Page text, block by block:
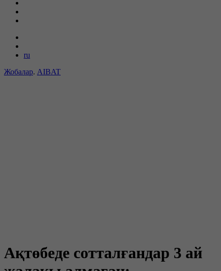
ru
Жобалар. AIBAT
Ақтөбеде сотталғандар 3 ай